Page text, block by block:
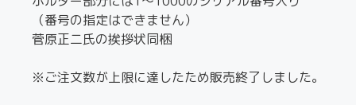
（番号の指定はできません）
菅原正二氏の挨拶状同梱
※ご注文数が上限に達したため販売終了しました。